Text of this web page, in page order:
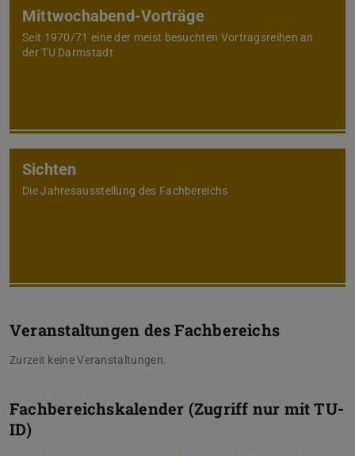
Mittwochabend-Vorträge
Seit 1970/71 eine der meist besuchten Vortragsreihen an
der TU Darmstadt
Sichten
Die Jahresausstellung des Fachbereichs
Veranstaltungen des Fachbereichs
Zurzeit keine Veranstaltungen.
Fachbereichskalender (Zugriff nur mit TU-
ID)